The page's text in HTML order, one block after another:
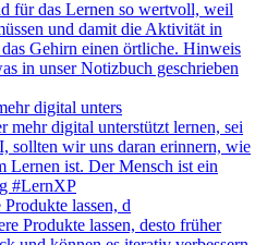
digital unters
lassen, d